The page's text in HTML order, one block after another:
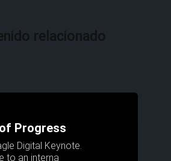
relacionado
Progress
Digital Keynote.
to an interna